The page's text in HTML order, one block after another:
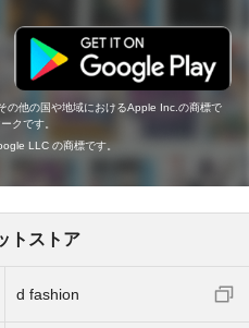
の他の国や地域におけるApple Inc.の商標で
クです。
LLC の商標です。
トストア
d fashion